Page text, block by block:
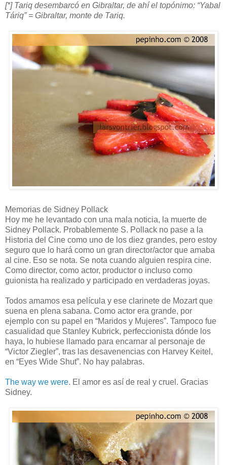
[*] Tariq desembarcó en Gibraltar, de ahí el topónimo: “Yabal
Táriq” = Gibraltar, monte de Tariq.
Memorias de Sidney Pollack
Hoy me he levantado con una mala noticia, la muerte de
Sidney Pollack. Probablemente S. Pollack no pase a la
Historia del Cine como uno de los diez grandes, pero estoy
seguro que lo hará como un gran director/actor que amaba
al cine. Eso se nota. Se nota cuando alguien respira cine.
Como director, como actor, productor o incluso como
guionista ha realizado y participado en verdaderas joyas.
Todos amamos esa película y ese clarinete de Mozart que
suena en plena sabana. Como actor era grande, por
ejemplo con su papel en “Maridos y Mujeres”. Tampoco fue
casualidad que Stanley Kubrick, perfeccionista dónde los
haya, lo hubiese llamado para encarnar al personaje de
“Victor Ziegler”, tras las desavenencias con Harvey Keitel,
en “Eyes Wide Shut”. No hay palabras.
The way we were. El amor es así de real y cruel. Gracias
Sidney.